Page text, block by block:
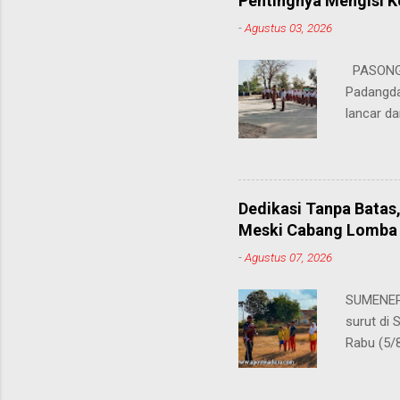
sangat
-Agustus 03, 2026
lancar
penting
ia
para
dalam
mampu
belaja...
Dedikasi Tanpa
Meski Cabang
-Agustus 07, 2026
surut di
Rabu (5/
ini,